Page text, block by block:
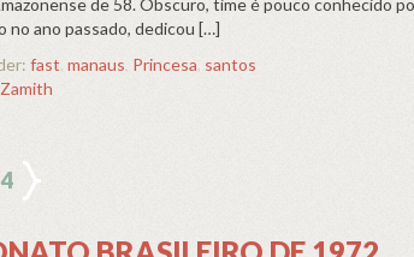
de 58. Obscuro, time é pouco conhecido
no ano passado, dedicou […]
fast, manaus, Princesa, santos